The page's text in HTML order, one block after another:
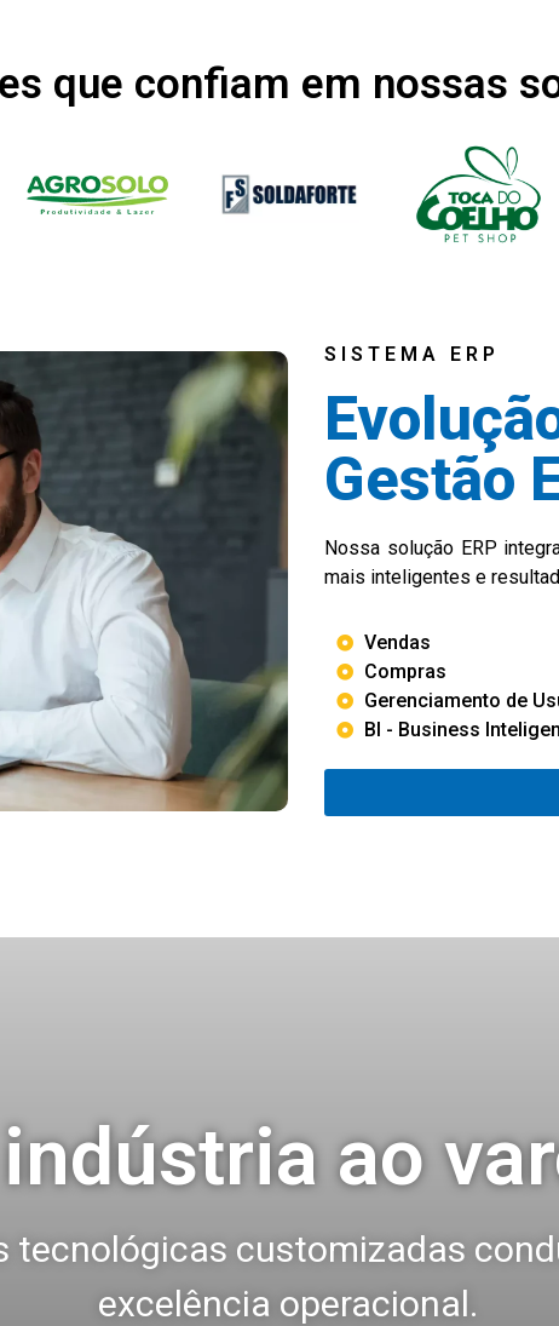
que confiam em nossas
SISTEMA ERP
Gestão
Nossa solução ERP
mais inteligentes e
Vendas
Compras
Gerenciamento de
BI - Business
ao
tecnológicas customizadas
excelência operacional.